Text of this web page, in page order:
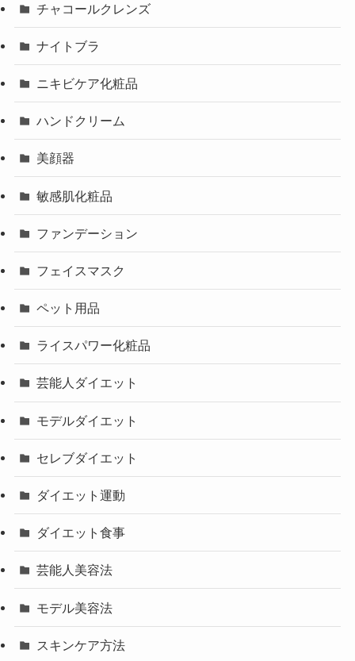
チャコールクレンズ
ナイトブラ
ニキビケア化粧品
ハンドクリーム
美顔器
敏感肌化粧品
ファンデーション
フェイスマスク
ペット用品
ライスパワー化粧品
芸能人ダイエット
モデルダイエット
セレブダイエット
ダイエット運動
ダイエット食事
芸能人美容法
モデル美容法
スキンケア方法